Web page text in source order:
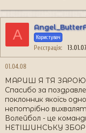
A Користувач
Реєстрація 13.01.07
01.04.08
МАРИШ Я ТЯ
Спасибо за
поклонник якоїсь
непотрібно
Волейбол - це
НЕТІШИНСЬКУ